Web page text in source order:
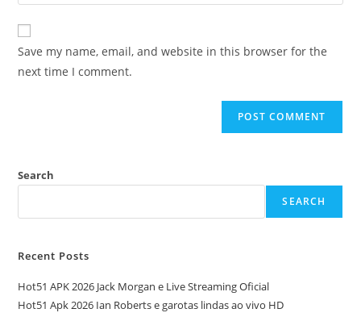
Save my name, email, and website in this browser for the
next time I comment.
Search
SEARCH
Recent Posts
Hot51 APK 2026 Jack Morgan e Live Streaming Oficial
Hot51 Apk 2026 Ian Roberts e garotas lindas ao vivo HD